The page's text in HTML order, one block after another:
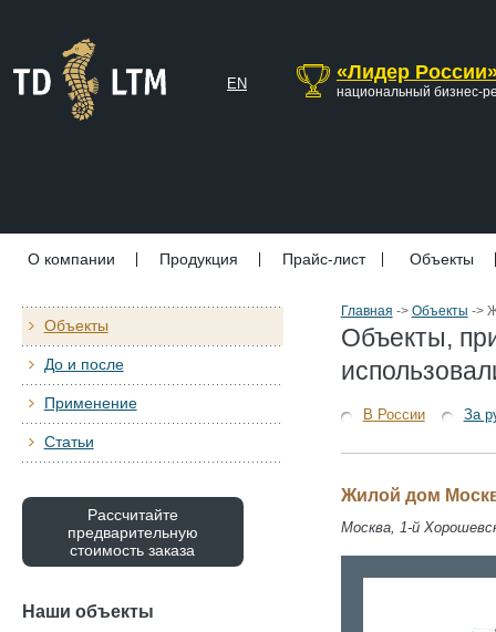
EN
«Лидер
национальный бизнес-
О компании Продукция Прайс-лист Объекты
Главная -> Объекты ->
Объекты,
В России За
Жилой дом
Москва, 1-й
Объекты
До и после
Применение
Статьи
Рассчитайте
предварительную
стоимость заказа
Наши объекты